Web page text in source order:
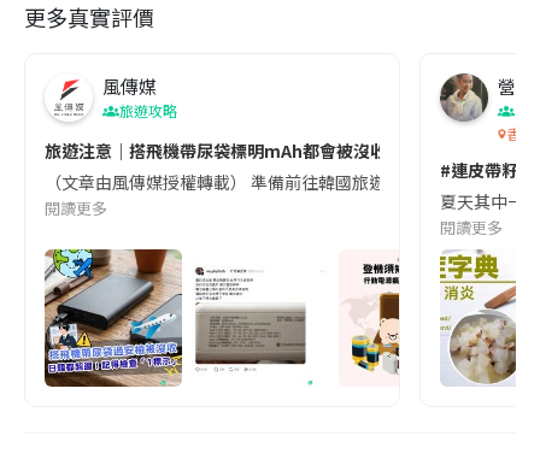
更多真實評價
風傳媒
旅遊攻略
旅遊注意｜搭飛機帶尿袋標明mAh都會被沒收😱出發前切記檢查
（文章由風傳媒授權轉載） 準備前往韓國旅遊的民眾，近期要
閱讀更多
營養
香港
#連皮帶籽
夏天其中一
閱讀更多